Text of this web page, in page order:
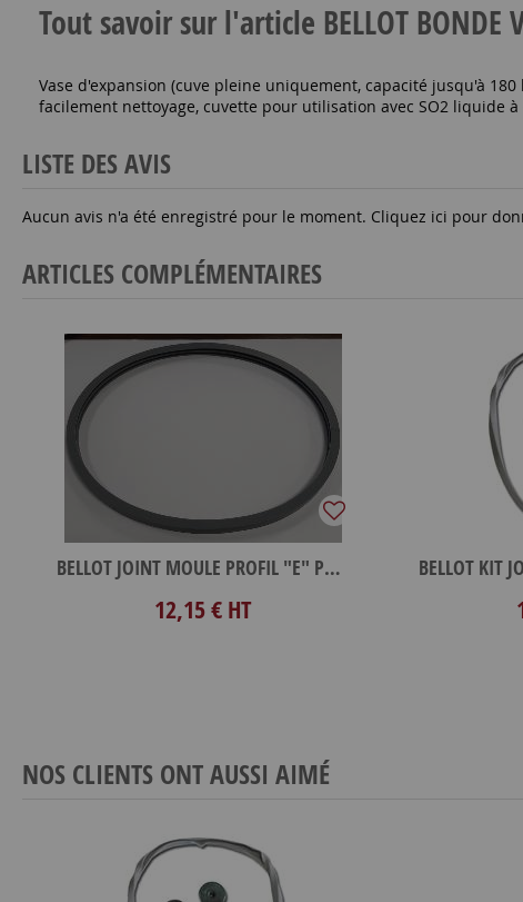
Tout savoir sur l'article BELLOT BONDE
Vase d'expansion (cuve pleine uniquement, capacité jusqu'à
facilement nettoyage, cuvette pour utilisation avec SO2 liquide
LISTE DES AVIS
Aucun avis n'a été enregistré pour le moment. Cliquez ici pour
ARTICLES COMPLÉMENTAIRES
BELLOT JOINT MOULE PROFIL "E" POUR BONDE VOG210 4.5L
12,15 € HT
NOS CLIENTS ONT AUSSI AIMÉ